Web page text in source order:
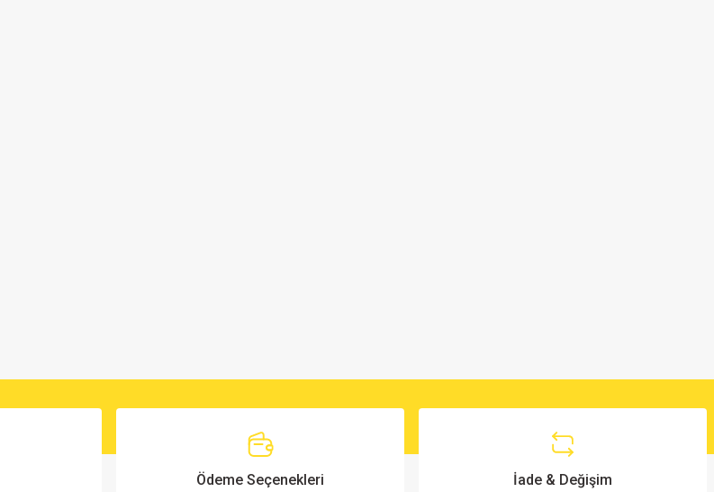
Ödeme Seçenekleri İade & Değişim